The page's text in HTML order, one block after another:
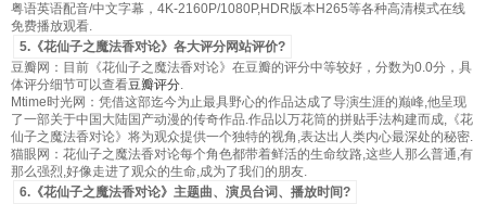
粤语英语配音/中文字幕，4K-2160P/1080P,HDR版本H265等各种高清模式在线
免费播放观看.
5.《花仙子之魔法香对论》各大评分网站评价?
豆瓣网：目前《花仙子之魔法香对论》在豆瓣的评分中等较好，分数为0.0分，具
体评分细节可以查看豆瓣评分.
Mtime时光网：凭借这部迄今为止最具野心的作品达成了导演生涯的巅峰,他呈现
了一部关于中国大陆国产动漫的传奇作品.作品以万花筒的拼贴手法构建而成,《花
仙子之魔法香对论》将为观众提供一个独特的视角,表达出人类内心最深处的秘密.
猫眼网：花仙子之魔法香对论每个角色都带着鲜活的生命纹路,这些人那么普通,有
那么强烈,好像走进了观众的生命,成为了我们的朋友.
6.《花仙子之魔法香对论》主题曲、演员台词、播放时间?